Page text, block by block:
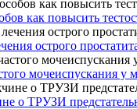
как повысить
острого
мочеиспускания у
о ТРУЗИ